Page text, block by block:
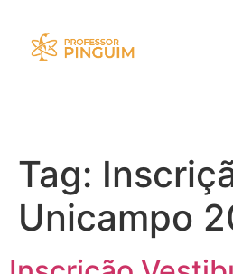
Tag:
Unicampo